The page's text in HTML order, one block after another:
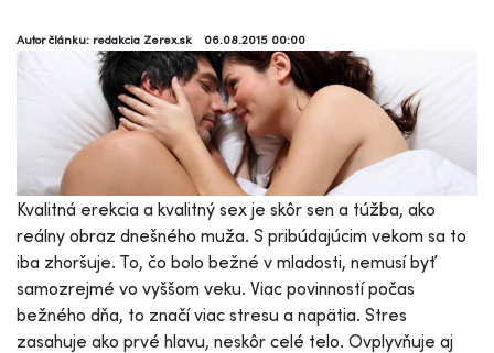
Autor článku: redakcia Zerex.sk 06.08.2015 00:00
Kvalitná erekcia a kvalitný sex je skôr sen a túžba, ako
reálny obraz dnešného muža. S pribúdajúcim vekom sa to
iba zhoršuje. To, čo bolo bežné v mladosti, nemusí byť
samozrejmé vo vyššom veku. Viac povinností počas
bežného dňa, to značí viac stresu a napätia. Stres
zasahuje ako prvé hlavu, neskôr celé telo. Ovplyvňuje aj